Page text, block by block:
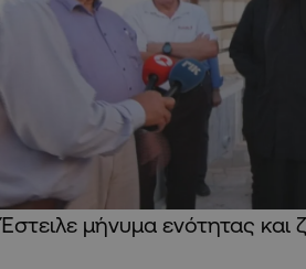
Έστειλε μήνυμα ενότητας και